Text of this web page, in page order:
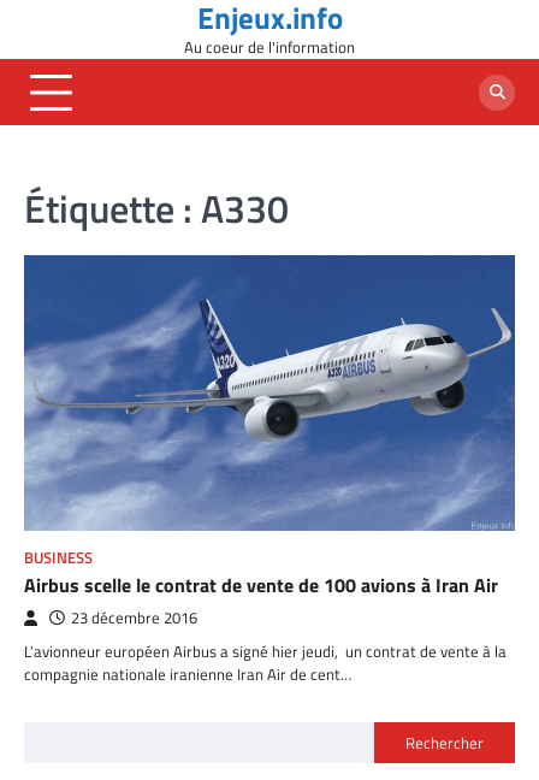
content
Enjeux.info
Au coeur de l'information
Étiquette :A330
BUSINESS
Airbus scelle le contrat de vente de 100 avions à Iran Air
23 décembre 2016
L’avionneur européen Airbus a signé hier jeudi, un contrat de vente à la
compagnie nationale iranienne Iran Air de cent…
Rechercher